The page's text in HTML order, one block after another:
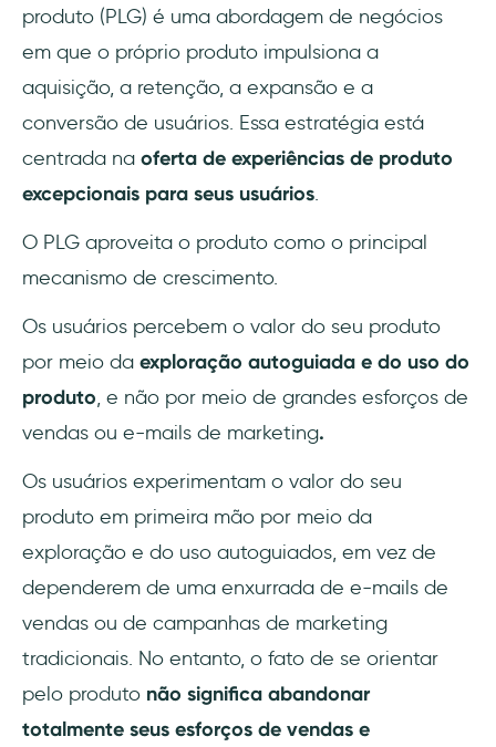
produto (PLG) é uma abordagem de negócios
em que o próprio produto impulsiona a
aquisição, a retenção, a expansão e a
conversão de usuários. Essa estratégia está
centrada na oferta de experiências de produto
excepcionais para seus usuários.
O PLG aproveita o produto como o principal
mecanismo de crescimento.
Os usuários percebem o valor do seu produto
por meio da exploração autoguiada e do uso do
produto, e não por meio de grandes esforços de
vendas ou e-mails de marketing.
Os usuários experimentam o valor do seu
produto em primeira mão por meio da
exploração e do uso autoguiados, em vez de
dependerem de uma enxurrada de e-mails de
vendas ou de campanhas de marketing
tradicionais. No entanto, o fato de se orientar
pelo produto não significa abandonar
totalmente seus esforços de vendas e